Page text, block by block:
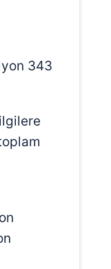
343